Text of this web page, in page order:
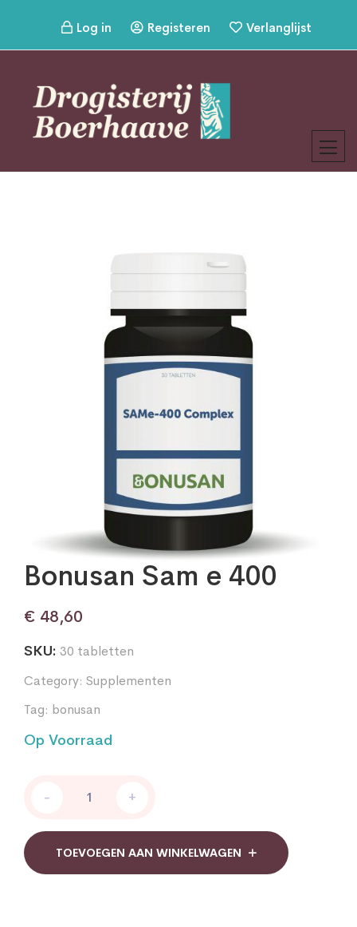
Log in Registeren Verlanglijst
Bonusan Sam e 400
€ 48,60
SKU: 30 tabletten
Category: Supplementen
Tag: bonusan
Op Voorraad
400
quantity
- +
TOEVOEGEN AAN WINKELWAGEN